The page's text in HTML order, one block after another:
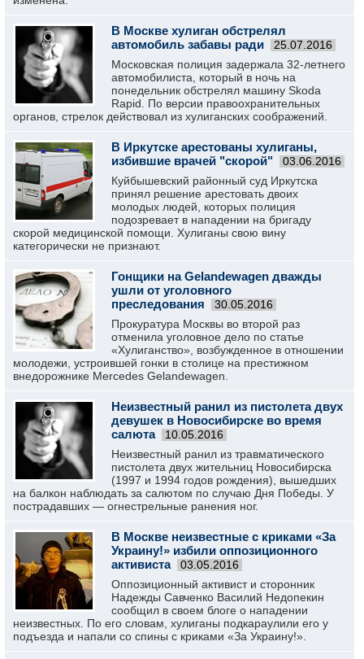
В Москве хулиган обстрелял
автомобиль забавы ради
25.07.2016
Московская полиция задержала 32-летнего
автомобилиста, который в ночь на
понедельник обстрелял машину Skoda
Rapid. По версии правоохранительных
органов, стрелок действовал из хулиганских соображений.
В Иркутске арестованы хулиганы,
избившие врачей "скорой"
03.06.2016
Куйбышевский районный суд Иркутска
принял решение арестовать двоих
молодых людей, которых полиция
подозревает в нападении на бригаду
скорой медицинской помощи. Хулиганы свою вину
категорически не признают.
Гонщики на Gelandewagen дважды
ушли от уголовного
преследования
30.05.2016
Прокуратура Москвы во второй раз
отменила уголовное дело по статье
«Хулиганство», возбужденное в отношении
молодежи, устроившей гонки в столице на престижном
внедорожнике Mercedes Gelandewagen.
Неизвестный ранил из пистолета двух
девушек в Новосибирске во время
салюта
10.05.2016
Неизвестный ранил из травматического
пистолета двух жительниц Новосибирска
(1997 и 1994 годов рождения), вышедших
на балкон наблюдать за салютом по случаю Дня Победы. У
пострадавших — огнестрельные ранения ног.
В Москве неизвестные с криками «За
Украину!» избили оппозиционного
активиста
03.05.2016
Оппозиционный активист и сторонник
Надежды Савченко Василий Недопекин
сообщил в своем блоге о нападении
неизвестных. По его словам, хулиганы подкараулили его у
подъезда и напали со спины с криками «За Украину!».